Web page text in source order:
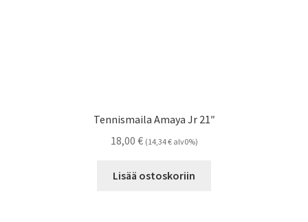
Tennismaila Amaya Jr 21″
18,00 € (14,34€alv0%)
Lisää ostoskoriin